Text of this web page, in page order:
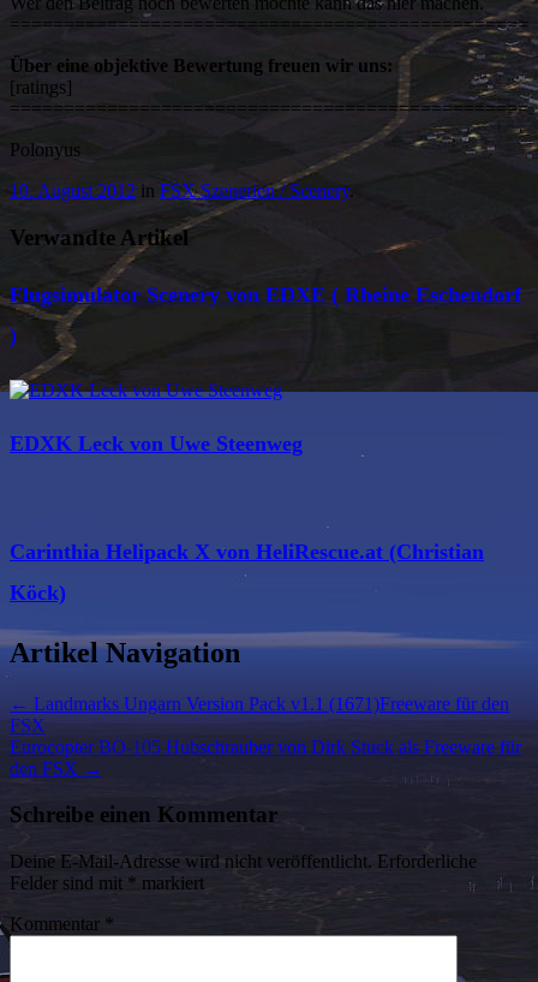
================================================
Über eine objektive Bewertung freuen wir uns:
[ratings]
================================================
Polonyus
10. August 2012 in FSX Szenerien / Scenery.
Verwandte Artikel
Flugsimulator Scenery von EDXE ( Rheine Eschendorf
)
EDXK Leck von Uwe Steenweg
Carinthia Helipack X von HeliRescue.at (Christian
Köck)
Artikel Navigation
← Landmarks Ungarn Version Pack v1.1 (1671)Freeware für den
FSX
Eurocopter BO-105 Hubschrauber von Dirk Stuck als Freeware für
den FSX →
Schreibe einen Kommentar
Deine E-Mail-Adresse wird nicht veröffentlicht. Erforderliche
Felder sind mit * markiert
Kommentar *